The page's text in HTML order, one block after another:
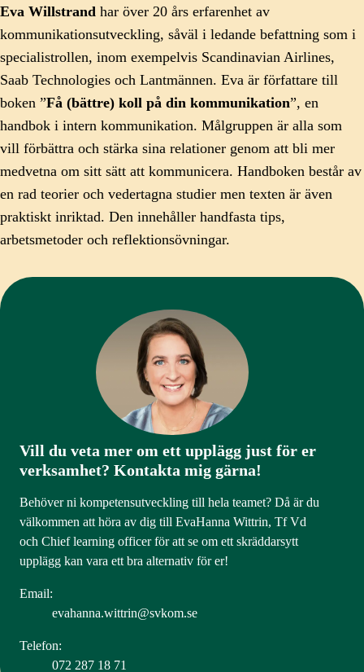
Eva Willstrand har över 20 års erfarenhet av
kommunikationsutveckling, såväl i ledande befattning som i
specialistrollen, inom exempelvis Scandinavian Airlines,
Saab Technologies och Lantmännen. Eva är författare till
boken ”Få (bättre) koll på din kommunikation”, en
handbok i intern kommunikation. Målgruppen är alla som
vill förbättra och stärka sina relationer genom att bli mer
medvetna om sitt sätt att kommunicera. Handboken består av
en rad teorier och vedertagna studier men texten är även
praktiskt inriktad. Den innehåller handfasta tips,
arbetsmetoder och reflektionsövningar.
Vill du veta mer om ett upplägg just för er
verksamhet? Kontakta mig gärna!
Behöver ni kompetensutveckling till hela teamet? Då är du
välkommen att höra av dig till EvaHanna Wittrin, Tf Vd
och Chief learning officer för att se om ett skräddarsytt
upplägg kan vara ett bra alternativ för er!
Email:
evahanna.wittrin@svkom.se
Telefon:
072 287 18 71